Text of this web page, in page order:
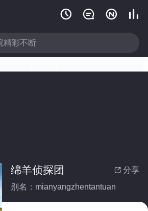
   
 分享
绵羊侦探团
别名：mianyangzhentantuan